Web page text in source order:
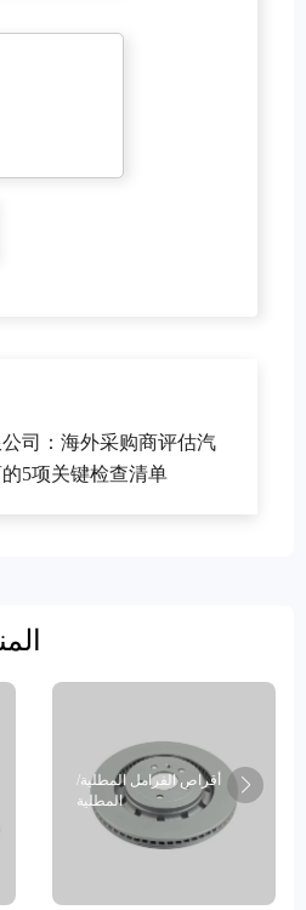
司：海外采购商评估汽
5项关键检查清单
أقراص الفرامل المطلية/
المطلية